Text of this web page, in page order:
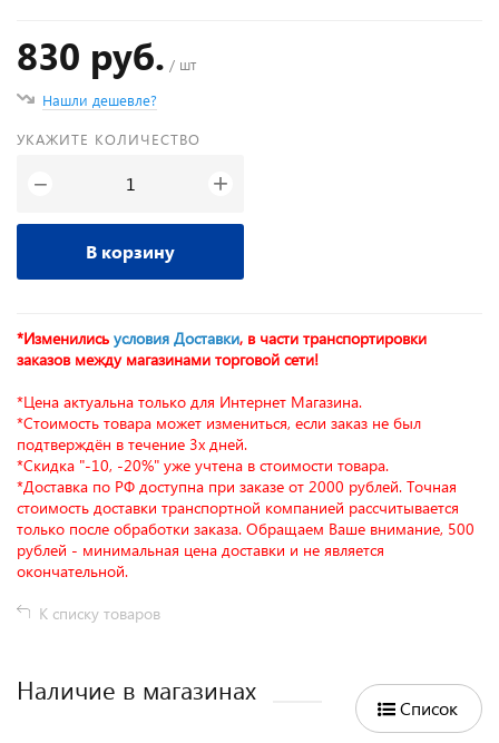
830 руб. / шт
Нашли дешевле?
УКАЖИТЕ КОЛИЧЕСТВО
− +
В корзину
*Изменились условия Доставки, в части транспортировки
заказов между магазинами торговой сети!
*Цена актуальна только для Интернет Магазина.
*Стоимость товара может измениться, если заказ не был
подтверждён в течение 3х дней.
*Скидка "-10, -20%" уже учтена в стоимости товара.
*Доставка по РФ доступна при заказе от 2000 рублей. Точная
стоимость доставки транспортной компанией рассчитывается
только после обработки заказа. Обращаем Ваше внимание, 500
рублей - минимальная цена доставки и не является
окончательной.
К списку товаров
Наличие в магазинах
Список